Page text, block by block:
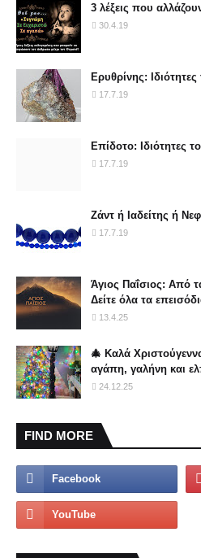
3 λέξεις που
30.4.19
Ερυθρίνης: Ιδιότητες
17.7.19
Επίδοτο: Ιδιότητες
17.7.19
Ζάντ ή Ιαδείτης ή
17.7.19
Άγιος Παΐσιος: Από
Δείτε όλα τα
13.4.25
🎄 Καλά
αγάπη, γαλήνη και
24.12.25
FIND MORE